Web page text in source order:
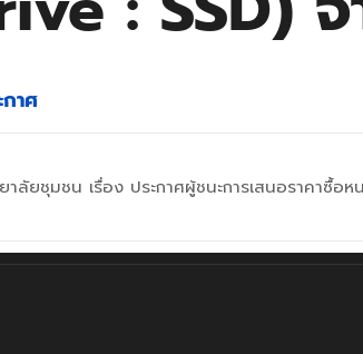
าศ
าลัยชุมชน เรื่อง ประกาศผู้ชนะการเสนอราคาซื้